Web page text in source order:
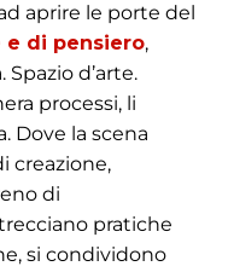
aprire le porte del
e di pensiero,
d’arte.
processi, li
Dove la scena
creazione,
di
pratiche
si condividono